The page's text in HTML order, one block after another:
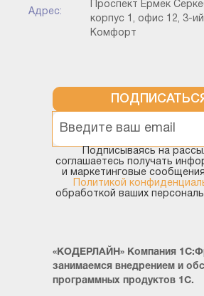
Адрес:
Проспект Ермек
корпус 1, офис 12, 3-
Комфорт
Подписываясь на
соглашаетесь получать
и маркетинговые
Политикой
обработкой ваших
«КОДЕРЛАЙН» Компания
занимаемся внедрением и
программных продуктов 1С.